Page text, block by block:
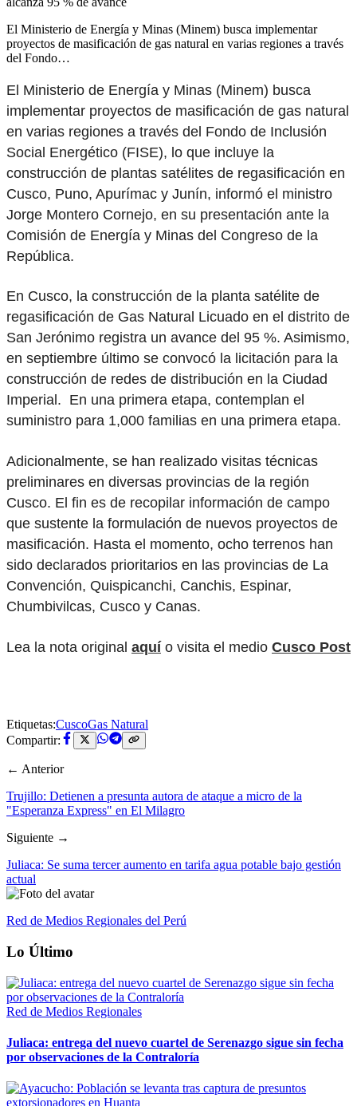
El Ministerio de Energía y Minas (Minem) busca implementar
proyectos de masificación de gas natural en varias regiones a través
del Fondo…
El Ministerio de Energía y Minas (Minem) busca
implementar proyectos de masificación de gas natural
en varias regiones a través del Fondo de Inclusión
Social Energético (FISE), lo que incluye la
construcción de plantas satélites de regasificación en
Cusco, Puno, Apurímac y Junín, informó el ministro
Jorge Montero Cornejo, en su presentación ante la
Comisión de Energía y Minas del Congreso de la
República.
En Cusco, la construcción de la planta satélite de
regasificación de Gas Natural Licuado en el distrito de
San Jerónimo registra un avance del 95 %. Asimismo,
en septiembre último se convocó la licitación para la
construcción de redes de distribución en la Ciudad
Imperial. En una primera etapa, contemplan el
suministro para 1,000 familias en una primera etapa.
Adicionalmente, se han realizado visitas técnicas
preliminares en diversas provincias de la región
Cusco. El fin es de recopilar información de campo
que sustente la formulación de nuevos proyectos de
masificación. Hasta el momento, ocho terrenos han
sido declarados prioritarios en las provincias de La
Convención, Quispicanchi, Canchis, Espinar,
Chumbivilcas, Cusco y Canas.
Lea la nota original aquío visita el medio Cusco Post
Etiquetas:CuscoGas Natural
Compartir:
← Anterior
Trujillo: Detienen a presunta autora de ataque a micro de la
"Esperanza Express" en El Milagro
Siguiente →
Juliaca: Se suma tercer aumento en tarifa agua potable bajo gestión
actual
Red de Medios Regionales del Perú
Lo Último
Red de Medios Regionales
Juliaca: entrega del nuevo cuartel de Serenazgo sigue sin fecha
por observaciones de la Contraloría